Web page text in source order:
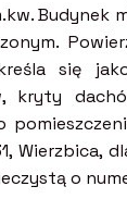
Budynek
się
kryty
Wierzbica,
o